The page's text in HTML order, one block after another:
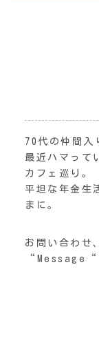
70代の仲間入
最近ハマって
カフェ巡り。
平坦な年金生
まに。
お問い合わせ
“Message“